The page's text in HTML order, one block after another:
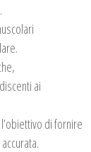
ai
di fornire